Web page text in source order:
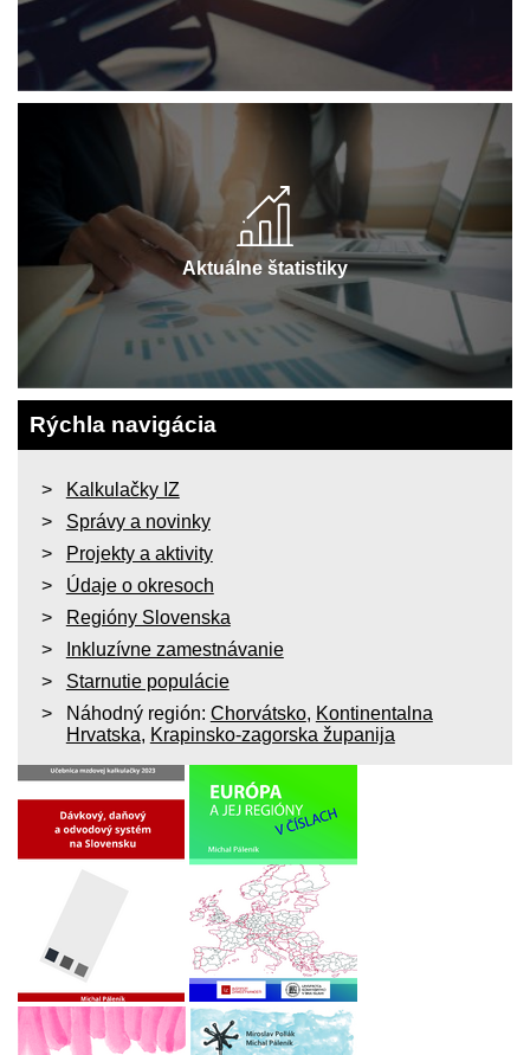
Aktuálne štatistiky
Rýchla navigácia
Kalkulačky IZ
Správy a novinky
Projekty a aktivity
Údaje o okresoch
Regióny Slovenska
Inkluzívne zamestnávanie
Starnutie populácie
Náhodný región: Chorvátsko, Kontinentalna
Hrvatska, Krapinsko-zagorska županija